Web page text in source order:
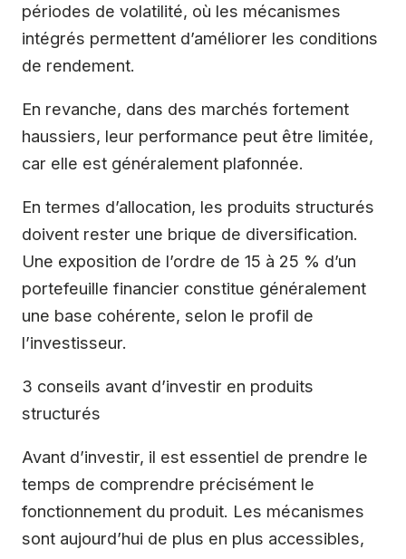
périodes de volatilité, où les mécanismes
intégrés permettent d’améliorer les conditions
de rendement.
En revanche, dans des marchés fortement
haussiers, leur performance peut être limitée,
car elle est généralement plafonnée.
En termes d’allocation, les produits structurés
doivent rester une brique de diversification.
Une exposition de l’ordre de 15 à 25 % d’un
portefeuille financier constitue généralement
une base cohérente, selon le profil de
l’investisseur.
3 conseils avant d’investir en produits
structurés
Avant d’investir, il est essentiel de prendre le
temps de comprendre précisément le
fonctionnement du produit. Les mécanismes
sont aujourd’hui de plus en plus accessibles,